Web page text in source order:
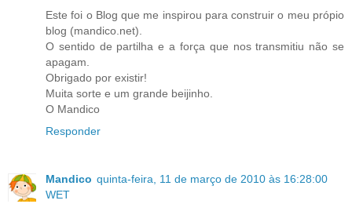
Este foi o Blog que me inspirou para construir o meu própio
blog (mandico.net).
O sentido de partilha e a força que nos transmitiu não se
apagam.
Obrigado por existir!
Muita sorte e um grande beijinho.
O Mandico
Responder
Mandico quinta-feira, 11 de março de 2010 às 16:28:00
WET